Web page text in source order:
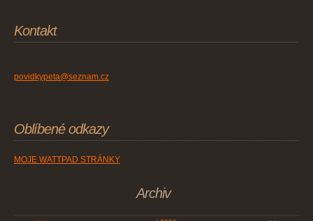
Kontakt
povidkypeta@seznam.cz
Oblíbené odkazy
MOJE WATTPAD STRÁNKY
Archiv